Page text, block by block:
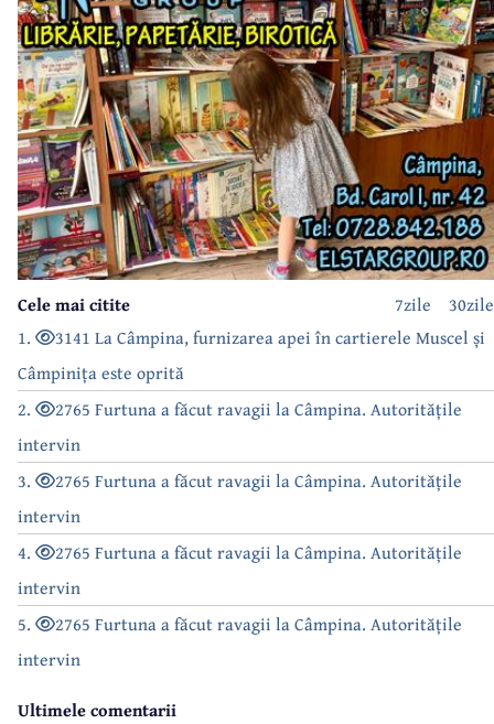
30zile
7zile
Cele mai citite
1.
3141 La Câmpina, furnizarea apei în cartierele Muscel și
Câmpinița este oprită
2.
2765 Furtuna a făcut ravagii la Câmpina. Autoritățile
intervin
3.
2765 Furtuna a făcut ravagii la Câmpina. Autoritățile
intervin
4.
2765 Furtuna a făcut ravagii la Câmpina. Autoritățile
intervin
5.
2765 Furtuna a făcut ravagii la Câmpina. Autoritățile
intervin
Ultimele comentarii